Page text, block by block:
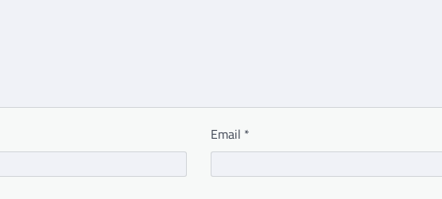
Email *